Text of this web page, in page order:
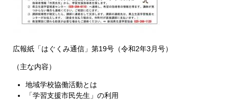
広報紙「はぐくみ通信」第19号（令和2年3月号）
（主な内容）
地域学校協働活動とは
「学習支援市民先生」の利用